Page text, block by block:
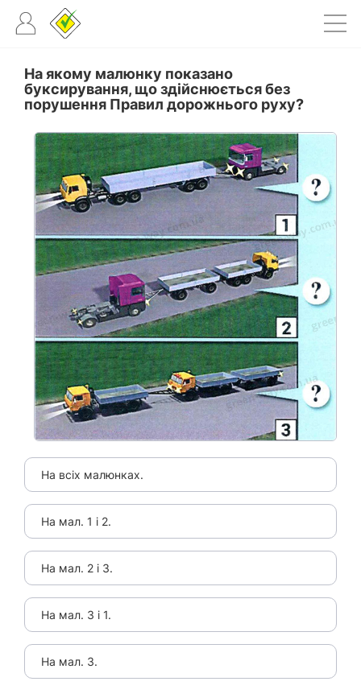
На якому малюнку показано
буксирування, що здійснюється без
порушення Правил дорожнього руху?
На всіх малюнках.
На мал. 1 і 2.
На мал. 2 і 3.
На мал. 3 і 1.
На мал. 3.